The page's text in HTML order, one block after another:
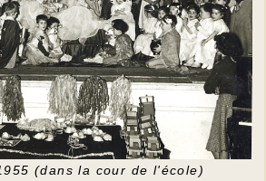
(dans la cour de l'école)